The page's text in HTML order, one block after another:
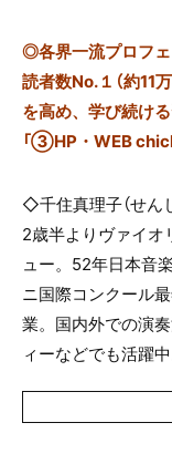
◎各界一流プロフ
読者数No.１（約11
を高め、学び続け
「③HP・WEB
◇千住真理子（せん
2歳半よりヴァイオ
ュー。52年日本音
ニ国際コンクール
業。国内外での演
ィーなどでも活躍中